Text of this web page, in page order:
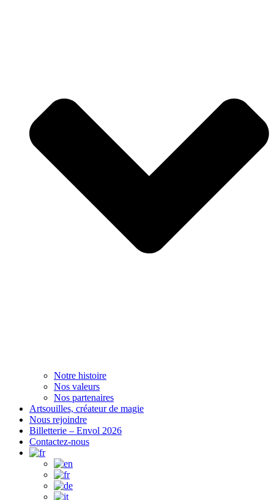
Notre histoire
Nos valeurs
Nos partenaires
Artsouilles, créateur de magie
Nous rejoindre
Billetterie – Envol 2026
Contactez-nous